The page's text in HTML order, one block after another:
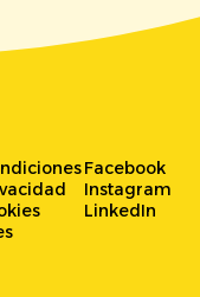
Facebook
Instagram
LinkedIn